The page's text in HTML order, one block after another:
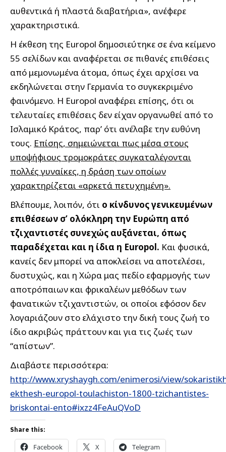
αυθεντικά ή πλαστά διαβατήρια», ανέφερε
χαρακτηριστικά.
Η έκθεση της Europol δημοσιεύτηκε σε ένα κείμενο
55 σελίδων και αναφέρεται σε πιθανές επιθέσεις
από μεμονωμένα άτομα, όπως έχει αρχίσει να
εκδηλώνεται στην Γερμανία το συγκεκριμένο
φαινόμενο. Η Europol αναφέρει επίσης, ότι οι
τελευταίες επιθέσεις δεν είχαν οργανωθεί από το
Ισλαμικό Κράτος, παρ’ ότι ανέλαβε την ευθύνη
τους. Επίσης, σημειώνεται πως μέσα στους
υποψήφιους τρομοκράτες συγκαταλέγονται
πολλές γυναίκες, η δράση των οποίων
χαρακτηρίζεται «αρκετά πετυχημένη».
Βλέπουμε, λοιπόν, ότι ο κίνδυνος γενικευμένων
επιθέσεων σ’ ολόκληρη την Ευρώπη από
τζιχαντιστές συνεχώς αυξάνεται, όπως
παραδέχεται και η ίδια η Europol. Και φυσικά,
κανείς δεν μπορεί να αποκλείσει να αποτελέσει,
δυστυχώς, και η Χώρα μας πεδίο εφαρμογής των
αποτρόπαιων και φρικαλέων μεθόδων των
φανατικών τζιχαντιστών, οι οποίοι εφόσον δεν
λογαριάζουν στο ελάχιστο την δική τους ζωή το
ίδιο ακριβώς πράττουν και για τις ζωές των
“απίστων”.
Διαβάστε περισσότερα:
http://www.xryshaygh.com/enimerosi/view/
ekthesh-europol-toulachiston-1800-tzichantistes-
briskontai-ento#ixzz4FeAuQVoD
Share this:
Facebook X Telegram